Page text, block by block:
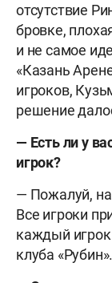
отсутствие
бровке,
и не самое
«Казань
игроков,
решение
— Есть ли у
игрок?
— Пожалуй, на
Все игроки
каждый
клуба «Рубин».